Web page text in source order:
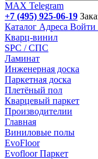
MAX Telegram
+7 (495) 925-06-19
Каталог Адреса Войти
Кварц-винил
SPC / СПС
Ламинат
Инженерная доска
Паркетная доска
Плетёный пол
Кварцевый паркет
Производителии
Главная
Виниловые полы
EvoFloor
Evofloor Паркет